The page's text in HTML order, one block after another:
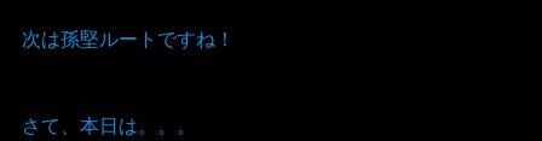
次は孫堅ルートですね！
さて、本日は。。。